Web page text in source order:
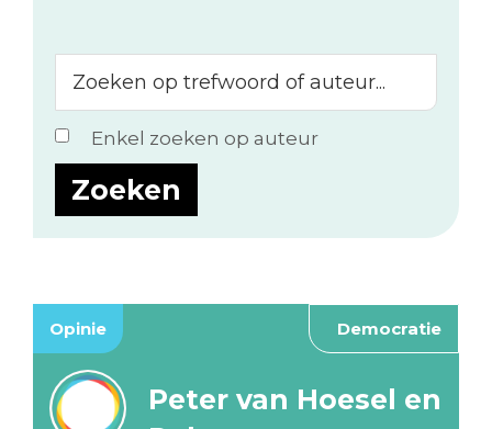
op
trefwoord
of
auteur...
Enkel zoeken op auteur
Opinie Democratie
Peter van Hoesel en